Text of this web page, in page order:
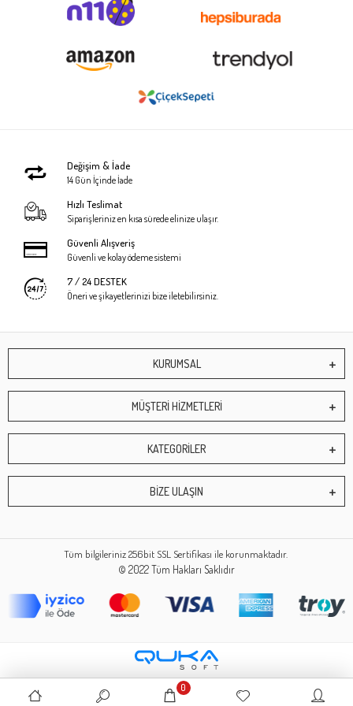
Değişim & İade
14 Gün İçinde İade
Hızlı Teslimat
Siparişleriniz en kısa sürede elinize ulaşır.
Güvenli Alışveriş
Güvenli ve kolay ödeme sistemi
7 / 24 DESTEK
Öneri ve şikayetlerinizi bize iletebilirsiniz.
KURUMSAL
MÜŞTERİ HİZMETLERİ
KATEGORİLER
BİZE ULAŞIN
Tüm bilgileriniz 256bit SSL Sertifikası ile korunmaktadır.
© 2022Tüm Hakları Saklıdır
0